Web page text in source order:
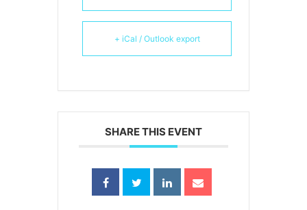
+ iCal / Outlook export
SHARE THIS EVENT